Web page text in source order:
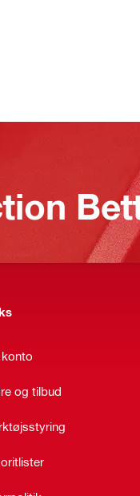
konto
og tilbud